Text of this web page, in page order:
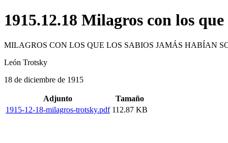
1915.12.18 Milagros con los
MILAGROS CON LOS QUE LOS SABIOS JAMÁS HABÍAN
León Trotsky
18 de diciembre de 1915
Adjunto
Tamaño
1915-12-18-milagros-trotsky.pdf 112.87 KB